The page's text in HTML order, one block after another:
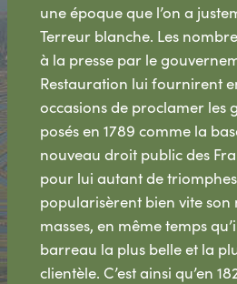
une époque que l’on a
Terreur blanche. Les
à la presse par le
Restauration lui fournirent
occasions de proclamer les
posés en 1789 comme la
nouveau droit public des
pour lui autant de
popularisèrent bien vite son
masses, en même temps
barreau la plus belle et la
clientèle. C’est ainsi qu’en